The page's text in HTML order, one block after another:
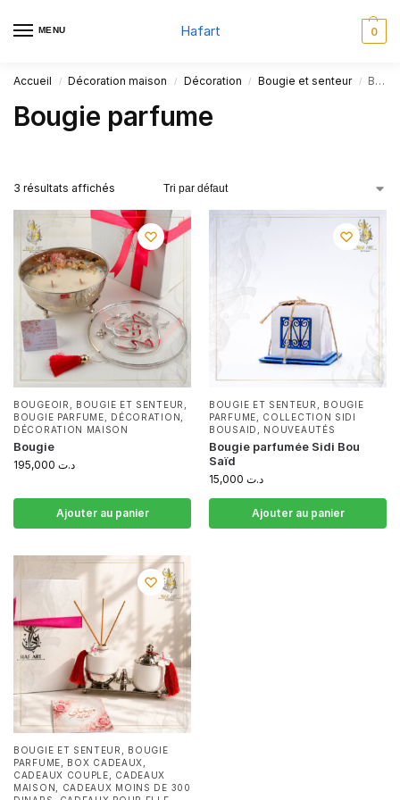
MENU Hafart 0
Accueil / Décoration maison / Décoration / Bougie et senteur / Bougie parfume
Bougie parfume
3 résultats affichés
BOUGEOIR BOUGIE ET SENTEUR
BOUGIE PARFUME
DÉCORATION
DÉCORATION MAISON
Bougie
د.ت
Ajouter au panier
BOUGIE ET SENTEUR
BOUGIE
PARFUME
COLLECTION SIDI
BOUSAID
NOUVEAUTÉS
Bougie parfumée Sidi Bou
Saïd
د.ت
Ajouter au panier
BOUGIE ET SENTEUR
BOUGIE
PARFUME
BOX CADEAUX
CADEAUX COUPLE
CADEAUX
MAISON
CADEAUX MOINS DE 300